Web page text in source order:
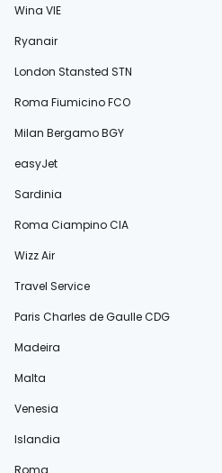
Wina VIE
Ryanair
London Stansted STN
Roma Fiumicino FCO
Milan Bergamo BGY
easyJet
Sardinia
Roma Ciampino CIA
Wizz Air
Travel Service
Paris Charles de Gaulle CDG
Madeira
Malta
Venesia
Islandia
Roma